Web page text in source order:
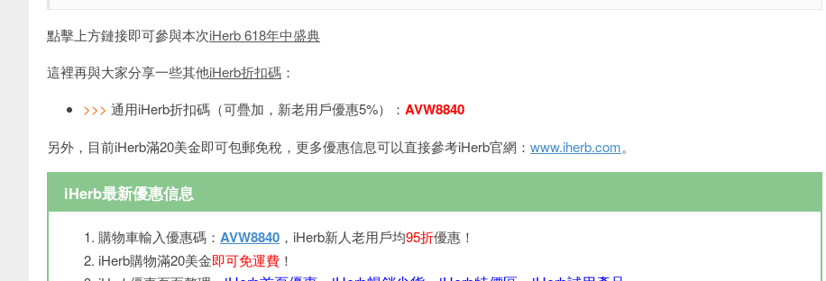
點擊上方鏈接即可參與本次iHerb 618年中盛典
這裡再與大家分享一些其他iHerb折扣碼 ：
>>> 通用iHerb折扣碼（可疊加，新老用戶優惠5%）： AVW8840
另外，目前iHerb滿20美金即可包郵免稅，更多優惠信息可以直接參考iHerb官網： www.iherb.com。
iHerb最新優惠信息
購物車輸入優惠碼： AVW8840 ，iHerb新人老用戶均95折優惠！
iHerb購物滿20美金即可免運費 ！